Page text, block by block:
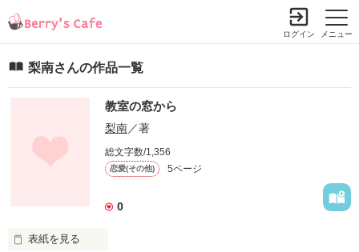
メニュー
ログイン
梨南さんの作品一覧
教室の窓から
梨南／著
総文字数/1,356
恋愛(その他) 5ページ
0
表紙を見る